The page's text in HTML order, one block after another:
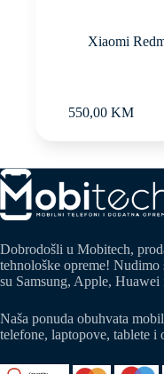
Xiaomi
550,00 KM
Dobrodošli u Mobitech,
tehnološke opreme!
su Samsung, Apple,
Naša ponuda obuhvata
telefone, laptopove, tablete i